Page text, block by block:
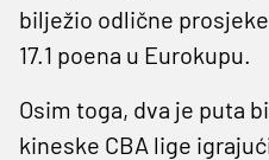
bilježio odlične
17.1 poena u Eurokupu.
Osim toga, dva je puta
kineske CBA lige